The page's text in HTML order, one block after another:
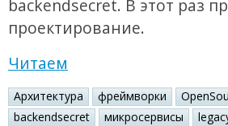
backendsecret. В этот раз
проектирование.
Читаем
Архитектура фреймворки
backendsecret
микросервисы